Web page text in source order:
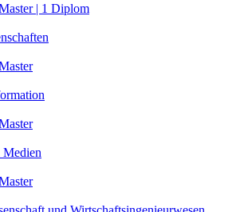
| 1 Diplom